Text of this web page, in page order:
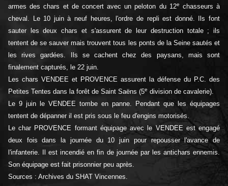
armes des chars et de concert avec un peloton du 12e
chasseurs à
cheval. Le 10 juin à neuf heures, l'ordre de repli est donné. Ils font
sauter les deux chars et s'assurent de leur destruction totale ; ils
tentent de se sauver mais trouvent tous les ponts de la Seine sautés et
les rives gardées. Ils se cachent chez des paysans, mais sont
finalement capturés, le 22 juin.
Les chars VENDEE et PROVENCE assurent la défense du P.C. des
Petites Tentes dans la forêt de Saint Saëns (5e division de cavalerie).
Le 9 juin le VENDEE tombe en panne. Pendant que les équipages
tentent de dépanner il est pris sous le feu d'engins motorisés.
Le char PROVENCE formant équipage avec le VENDEE est engagé
deux fois dans la journée du 10 juin pour repousser l'avance de
l'infanterie. Il est incendié en fin de journée par les antichars ennemis.
Son équipage est fait prisonnier peu après.
Sources : Archives du SHAT Vincennes.